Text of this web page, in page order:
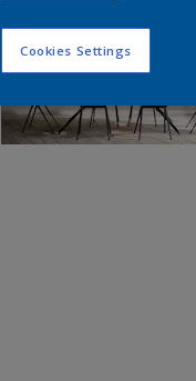
Cookies Settings